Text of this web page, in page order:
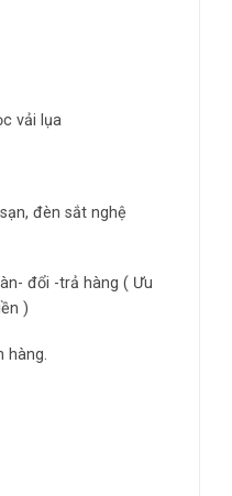
vải lụa
đèn sắt nghệ
đổi -trả hàng ( Ưu
)
hàng.